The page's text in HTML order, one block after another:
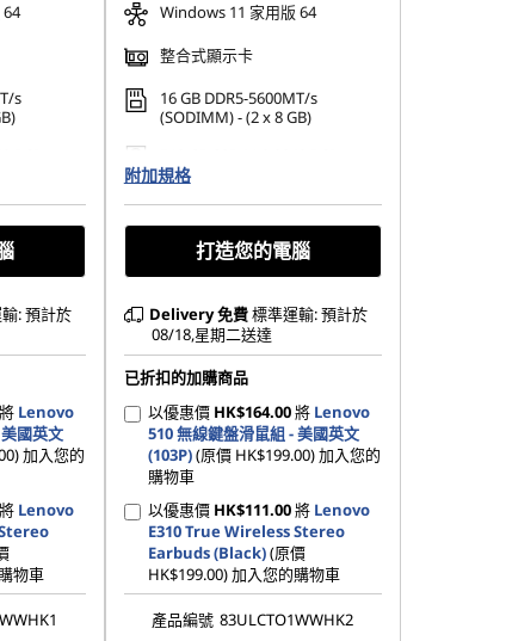
s
: 預計於
將 Lenovo
國英文
加入您的
將 Lenovo
物車
Windows 11 家用版 64
整合式顯示卡
16 GB DDR5-5600MT/s
(SODIMM) - (2 x 8 GB)
Gen4 QLC
附加規格
打造您的電腦
Delivery免費標準運輸: 預計於
08/18,星期二送達
已折扣的加購商品
以優惠價 HK$164.00將 Lenovo
510 無線鍵盤滑鼠組 - 美國英文
(103P)(原價 HK$199.00) 加入您的
購物車
以優惠價 HK$111.00將 Lenovo
E310 True Wireless Stereo
Earbuds (Black)(原價
HK$199.00) 加入您的購物車
產品編號 83ULCTO1WWHK2